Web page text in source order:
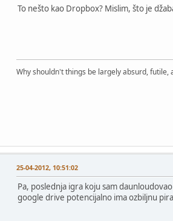
To nešto kao Dropbox? Mislim, što je
Why shouldn't things be largely absurd, futile,
25-04-2012, 10:51:02
Pa, poslednja igra koju sam
google drive potencijalno ima ozbiljnu